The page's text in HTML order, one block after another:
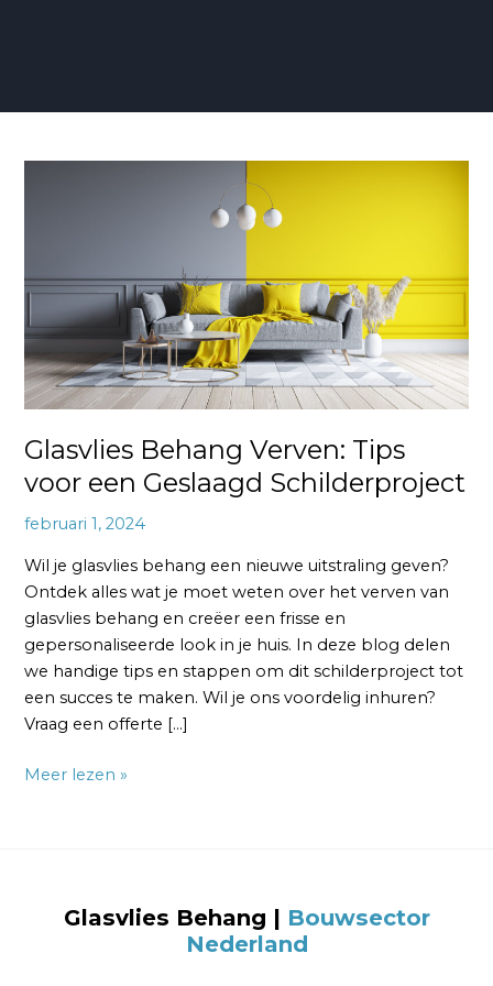
Glasvlies Behang Verven: Tips
voor een Geslaagd Schilderproject
februari 1, 2024
Wil je glasvlies behang een nieuwe uitstraling geven?
Ontdek alles wat je moet weten over het verven van
glasvlies behang en creëer een frisse en
gepersonaliseerde look in je huis. In deze blog delen
we handige tips en stappen om dit schilderproject tot
een succes te maken. Wil je ons voordelig inhuren?
Vraag een offerte […]
voor
Geslaagd
Schilderproject
Meer lezen »
Glasvlies Behang | Bouwsector
Nederland